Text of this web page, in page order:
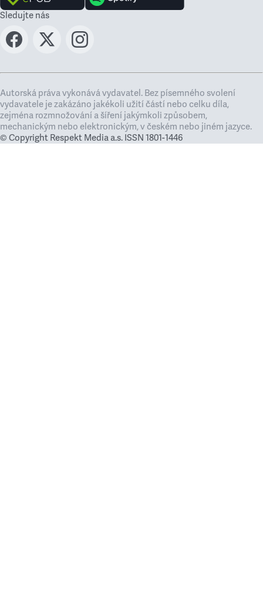
Sledujte nás
Autorská práva vykonává vydavatel. Bez písemného svolení
vydavatele je zakázáno jakékoli užití částí nebo celku díla,
zejména rozmnožování a šíření jakýmkoli způsobem,
mechanickým nebo elektronickým, v českém nebo jiném jazyce.
© Copyright Respekt Media a.s. ISSN 1801-1446